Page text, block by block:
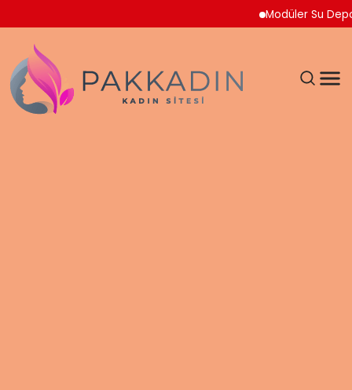
Modüler Su Deposu